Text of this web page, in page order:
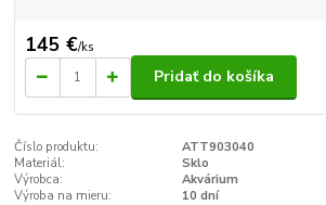
145 €/ks
Pridať do košíka
Číslo produktu:
ATT903040
Materiál:
Sklo
Výrobca:
Akvárium
Výroba na mieru:
10 dní